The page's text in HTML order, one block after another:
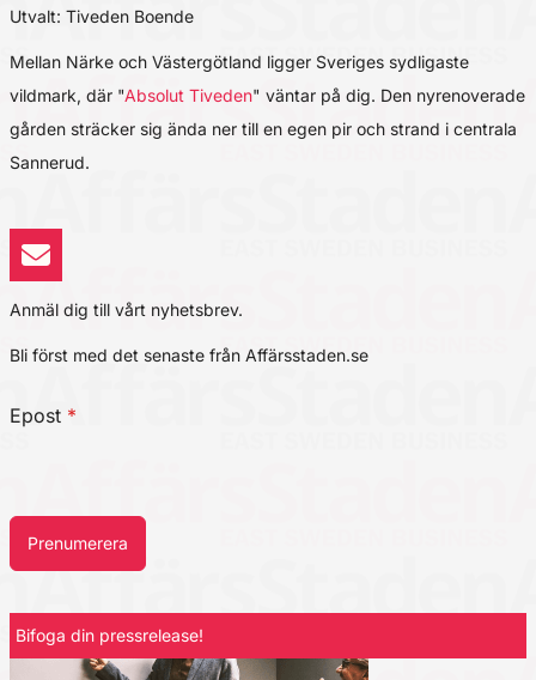
Utvalt: Tiveden Boende
Mellan Närke och Västergötland ligger Sveriges sydligaste
vildmark, där "Absolut Tiveden" väntar på dig. Den nyrenoverade
gården sträcker sig ända ner till en egen pir och strand i centrala
Sannerud.
Anmäl dig till vårt nyhetsbrev.
Bli först med det senaste från Affärsstaden.se
Epost *
Prenumerera
Bifoga din pressrelease!